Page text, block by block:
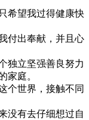
希望我过得健康快
付出奉献，并且心
独立坚强善良努力
家庭。
个世界，接触不同
没有去仔细想过自